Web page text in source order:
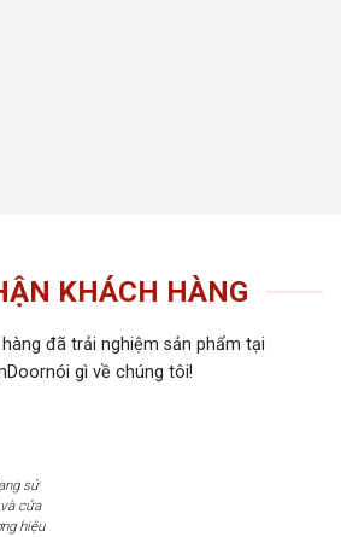
KHÁCH HÀNG
đã trải nghiệm sản phẩm tại
gì về chúng tôi!
sử
cửa
hiệu